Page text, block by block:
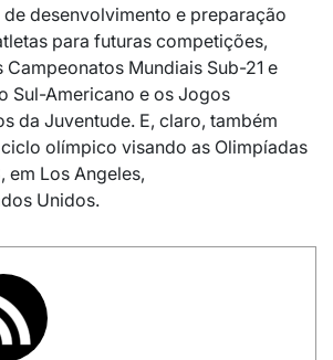
desenvolvimento e preparação
para futuras competições,
Campeonatos Mundiais Sub-21 e
Sul-Americano e os Jogos
da Juventude. E, claro, também
olímpico visando as Olimpíadas
em Los Angeles,
Unidos.